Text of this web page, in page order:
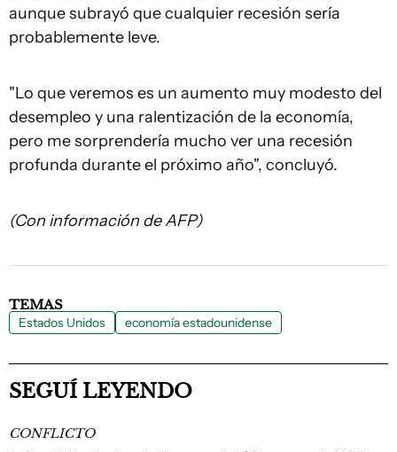
aunque subrayó que cualquier recesión sería
probablemente leve.
"Lo que veremos es un aumento muy modesto del
desempleo y una ralentización de la economía,
pero me sorprendería mucho ver una recesión
profunda durante el próximo año", concluyó.
(Con información de AFP)
TEMAS
Estados Unidos economía estadounidense
SEGUÍ LEYENDO
CONFLICTO